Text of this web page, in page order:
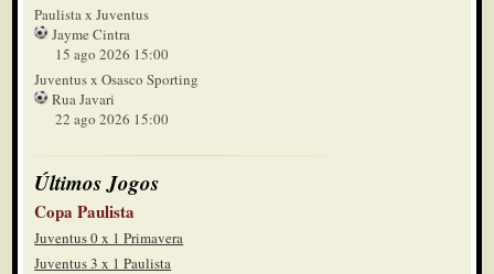
Paulista x Juventus
Jayme Cintra
15 ago 2026 15:00
Juventus x Osasco Sporting
Rua Javari
22 ago 2026 15:00
Últimos Jogos
Copa Paulista
Juventus 0 x 1 Primavera
Juventus 3 x 1 Paulista